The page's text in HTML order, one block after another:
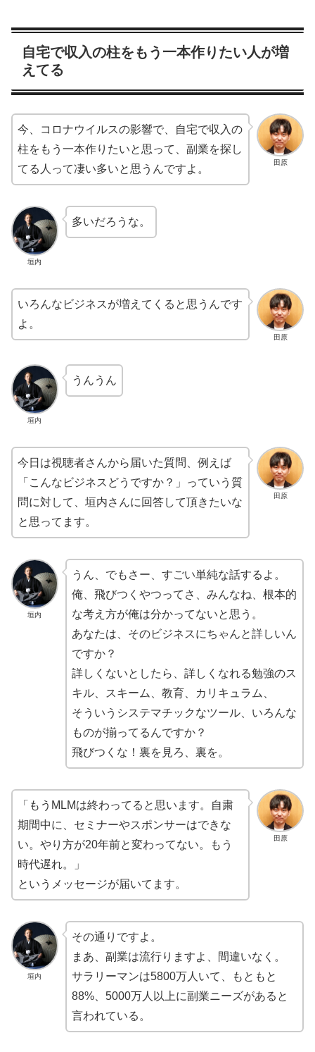
自宅で収入の柱をもう一本作りたい人が増
えてる
田原
今、コロナウイルスの影響で、自宅で収入の
柱をもう一本作りたいと思って、副業を探し
てる人って凄い多いと思うんですよ。
垣内
多いだろうな。
田原
いろんなビジネスが増えてくると思うんです
よ。
垣内
うんうん
田原
今日は視聴者さんから届いた質問、例えば
「こんなビジネスどうですか？」っていう質
問に対して、垣内さんに回答して頂きたいな
と思ってます。
垣内
うん、でもさー、すごい単純な話するよ。
俺、飛びつくやつってさ、みんなね、根本的
な考え方が俺は分かってないと思う。
あなたは、そのビジネスにちゃんと詳しいん
ですか？
詳しくないとしたら、詳しくなれる勉強のス
キル、スキーム、教育、カリキュラム、
そういうシステマチックなツール、いろんな
ものが揃ってるんですか？
飛びつくな！裏を見ろ、裏を。
田原
「もうMLMは終わってると思います。自粛
期間中に、セミナーやスポンサーはできな
い。やり方が20年前と変わってない。もう
時代遅れ。」
というメッセージが届いてます。
垣内
その通りですよ。
まあ、副業は流行りますよ、間違いなく。
サラリーマンは5800万人いて、もともと
88%、5000万人以上に副業ニーズがあると
言われている。